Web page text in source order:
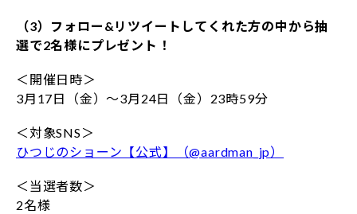
（3）フォロー&リツイートしてくれた方の中から抽
選で2名様にプレゼント！
＜開催日時＞
3月17日（金）～3月24日（金）23時59分
＜対象SNS＞
ひつじのショーン【公式】（@aardman_jp）
＜当選者数＞
2名様